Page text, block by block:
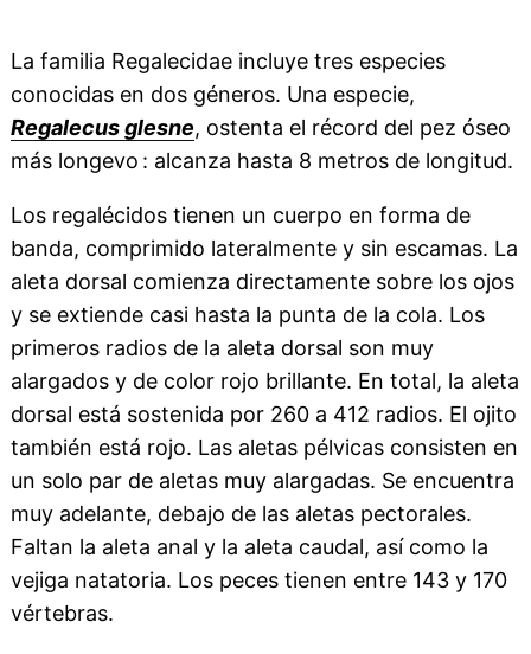
La familia Regalecidae incluye tres especies
conocidas en dos géneros. Una especie,
Regalecus glesne, ostenta el récord del pez óseo
más longevo : alcanza hasta 8 metros de longitud.
Los regalécidos tienen un cuerpo en forma de
banda, comprimido lateralmente y sin escamas. La
aleta dorsal comienza directamente sobre los ojos
y se extiende casi hasta la punta de la cola. Los
primeros radios de la aleta dorsal son muy
alargados y de color rojo brillante. En total, la aleta
dorsal está sostenida por 260 a 412 radios. El ojito
también está rojo. Las aletas pélvicas consisten en
un solo par de aletas muy alargadas. Se encuentra
muy adelante, debajo de las aletas pectorales.
Faltan la aleta anal y la aleta caudal, así como la
vejiga natatoria. Los peces tienen entre 143 y 170
vértebras.